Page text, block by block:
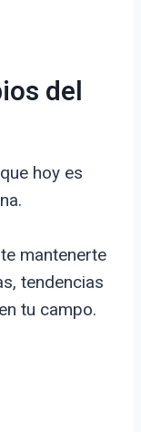
del
hoy es
mantenerte
tendencias
tu campo.